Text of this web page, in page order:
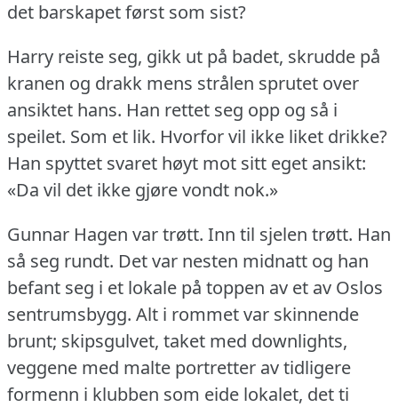
det barskapet først som sist?
Harry reiste seg, gikk ut på badet, skrudde på
kranen og drakk mens strålen sprutet over
ansiktet hans. Han rettet seg opp og så i
speilet. Som et lik. Hvorfor vil ikke liket drikke?
Han spyttet svaret høyt mot sitt eget ansikt:
«Da vil det ikke gjøre vondt nok.»
Gunnar Hagen var trøtt. Inn til sjelen trøtt. Han
så seg rundt. Det var nesten midnatt og han
befant seg i et lokale på toppen av et av Oslos
sentrumsbygg. Alt i rommet var skinnende
brunt; skipsgulvet, taket med downlights,
veggene med malte portretter av tidligere
formenn i klubben som eide lokalet, det ti